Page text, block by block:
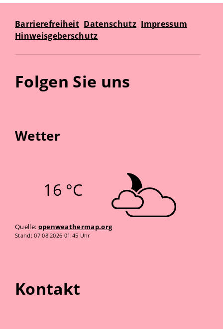
Barrierefreiheit Datenschutz Impressum
Hinweisgeberschutz
Folgen Sie uns
Wetter
16 °C
Quelle: openweathermap.org
Stand: 07.08.2026 01:45 Uhr
Kontakt